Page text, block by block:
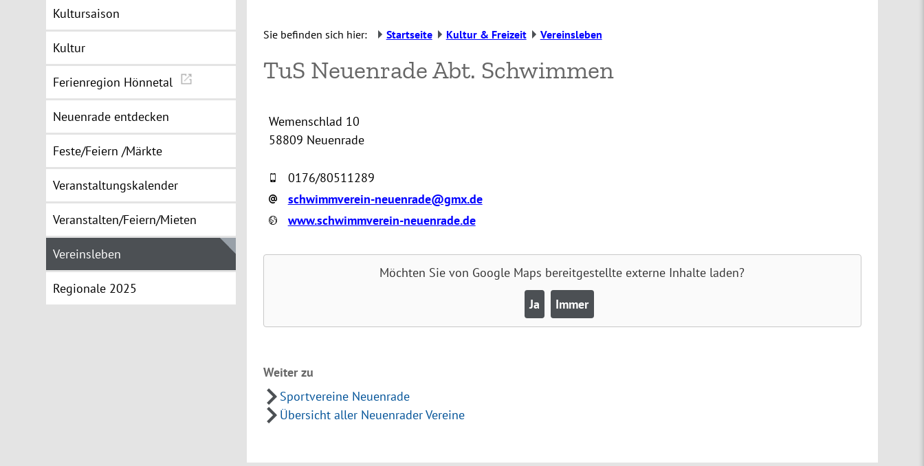
Kultursaison
Kultur
Ferienregion Hönnetal
Neuenrade entdecken
Feste/Feiern /Märkte
Veranstaltungskalender
Veranstalten/Feiern/Mieten
Vereinsleben
Regionale 2025
Sie befinden sich hier: Startseite Kultur & Freizeit Vereinsleben
TuS Neuenrade Abt. Schwimmen
Wemenschlad 10
58809 Neuenrade
0176/80511289
schwimmverein-neuenrade@gmx.de
www.schwimmverein-neuenrade.de
Möchten Sie von Google Maps bereitgestellte externe Inhalte laden?
Ja Immer
Weiter zu
Sportvereine Neuenrade
Übersicht aller Neuenrader Vereine